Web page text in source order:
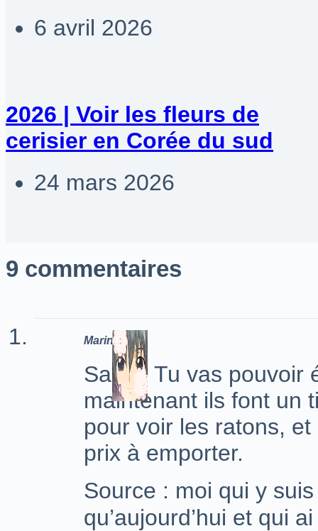
6 avril 2026
2026 | Voir les fleurs de
cerisier en Corée du sud
24 mars 2026
9 commentaires
Marine
Salut ! Tu vas pouvoir
maintenant ils font un
pour voir les ratons,
prix à emporter.
Source : moi qui y
qu’aujourd’hui et qui